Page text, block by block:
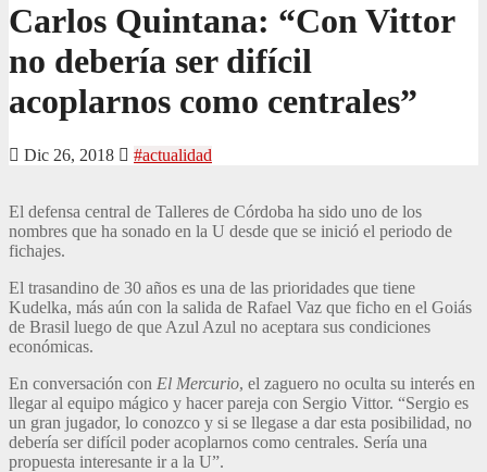
Carlos Quintana: “Con Vittor
no debería ser difícil
acoplarnos como centrales”
Dic 26, 2018 #actualidad
El defensa central de Talleres de Córdoba ha sido uno de los
nombres que ha sonado en la U desde que se inició el periodo de
fichajes.
El trasandino de 30 años es una de las prioridades que tiene
Kudelka, más aún con la salida de Rafael Vaz que ficho en el Goiás
de Brasil luego de que Azul Azul no aceptara sus condiciones
económicas.
En conversación con El Mercurio, el zaguero no oculta su interés en
llegar al equipo mágico y hacer pareja con Sergio Vittor. “Sergio es
un gran jugador, lo conozco y si se llegase a dar esta posibilidad, no
debería ser difícil poder acoplarnos como centrales. Sería una
propuesta interesante ir a la U”.